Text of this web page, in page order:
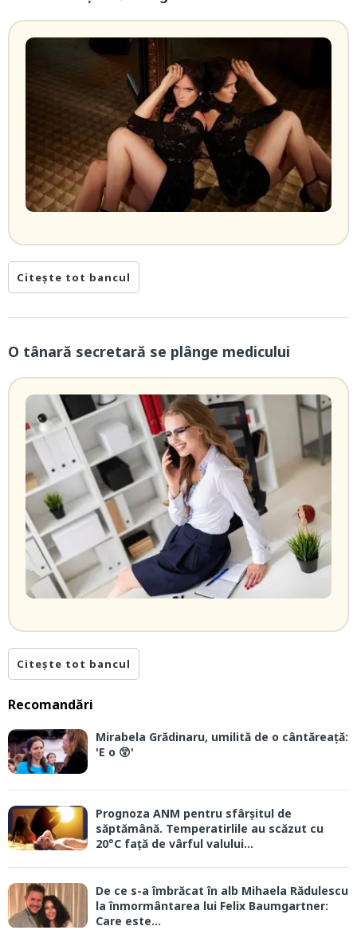
Citește tot bancul
O tânară secretară se plânge medicului
Citește tot bancul
Recomandări
Mirabela Grădinaru, umilită de o cântăreață:
'E o 😲'
Prognoza ANM pentru sfârșitul de
săptămână. Temperatirlile au scăzut cu
20°C față de vârful valului...
De ce s-a îmbrăcat în alb Mihaela Rădulescu
la înmormântarea lui Felix Baumgartner:
Care este...